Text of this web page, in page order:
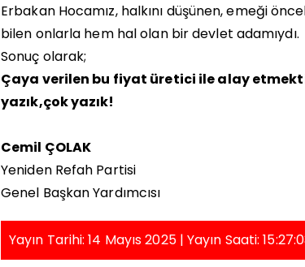
Erbakan Hocamız, halkını düşünen, emeği
bilen onlarla hem hal olan bir devlet adamıydı.
Sonuç olarak;
Çaya verilen bu fiyat üretici ile alay
yazık,çok yazık!
Cemil ÇOLAK
Yeniden Refah Partisi
Genel Başkan Yardımcısı
Yayın Tarihi: 14 Mayıs 2025 | Yayın Saati: